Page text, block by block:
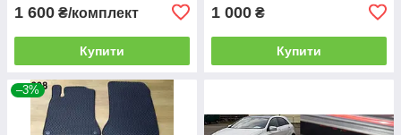
1 600 ₴/комплект
Купити
1 000 ₴
Купити
–3%